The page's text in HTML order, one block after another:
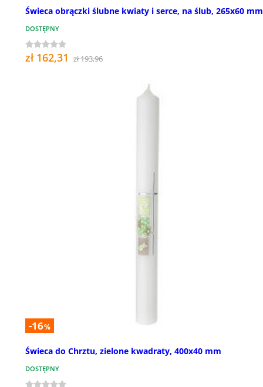
Świeca obrączki ślubne kwiaty i serce, na ślub, 265x60 mm
DOSTĘPNY
zł 162,31 zł 193,96
-16%
Świeca do Chrztu, zielone kwadraty, 400x40 mm
DOSTĘPNY